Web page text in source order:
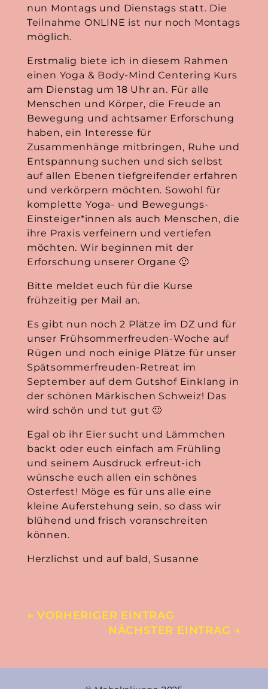
nun Montags und Dienstags statt. Die
Teilnahme ONLINE ist nur noch Montags
möglich.
Erstmalig biete ich in diesem Rahmen
einen Yoga & Body-Mind Centering Kurs
am Dienstag um 18 Uhr an. Für alle
Menschen und Körper, die Freude an
Bewegung und achtsamer Erforschung
haben, ein Interesse für
Zusammenhänge mitbringen, Ruhe und
Entspannung suchen und sich selbst
auf allen Ebenen tiefgreifender erfahren
und verkörpern möchten. Sowohl für
komplette Yoga- und Bewegungs-
Einsteiger*innen als auch Menschen, die
ihre Praxis verfeinern und vertiefen
möchten. Wir beginnen mit der
Erforschung unserer Organe 🙂
Bitte meldet euch für die Kurse
frühzeitig per Mail an.
Es gibt nun noch 2 Plätze im DZ und für
unser Frühsommerfreuden-Woche auf
Rügen und noch einige Plätze für unser
Spätsommerfreuden-Retreat im
September auf dem Gutshof Einklang in
der schönen Märkischen Schweiz! Das
wird schön und tut gut 🙂
Egal ob ihr Eier sucht und Lämmchen
backt oder euch einfach am Frühling
und seinem Ausdruck erfreut-ich
wünsche euch allen ein schönes
Osterfest! Möge es für uns alle eine
kleine Auferstehung sein, so dass wir
blühend und frisch voranschreiten
können.
Herzlichst und auf bald, Susanne
←VORHERIGER EINTRAG
NÄCHSTER EINTRAG →